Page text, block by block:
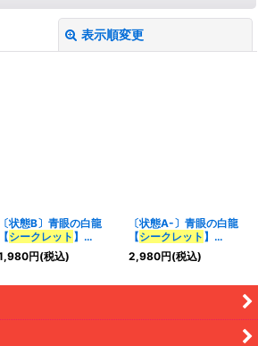
表示順変更
絞り込む
〔状態B〕青眼の白龍
【シークレット 】
15AX-JPY07
スター》
円(税込)
〔状態A-〕青眼の白龍
【シークレット 】
{15AX-JPY07
スター》
2,980円(税込)